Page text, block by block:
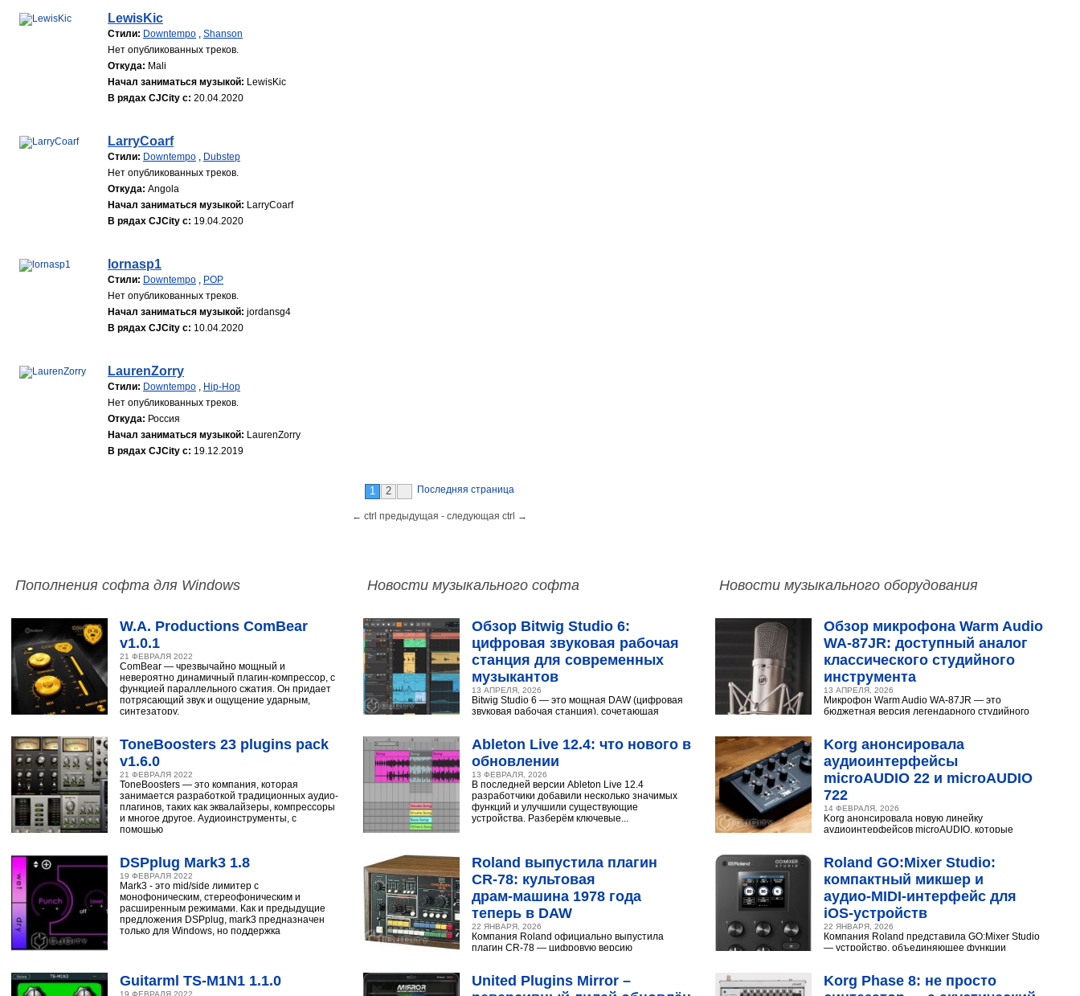
LewisKic
Стили: Downtempo , Shanson
Нет опубликованных треков.
Откуда: Mali
Начал заниматься музыкой: LewisKic
В рядах CJCity с: 20.04.2020
LarryCoarf
Стили: Downtempo , Dubstep
Нет опубликованных треков.
Откуда: Angola
Начал заниматься музыкой: LarryCoarf
В рядах CJCity с: 19.04.2020
lornasp1
Стили: Downtempo , POP
Нет опубликованных треков.
Начал заниматься музыкой: jordansg4
В рядах CJCity с: 10.04.2020
LaurenZorry
Стили: Downtempo , Hip-Hop
Нет опубликованных треков.
Откуда: Россия
Начал заниматься музыкой: LaurenZorry
В рядах CJCity с: 19.12.2019
1 2 Последняя страница
← ctrl предыдущая - следующая ctrl →
Пополнения софта для Windows
W.A. Productions ComBear
v1.0.1
21 ФЕВРАЛЯ 2022
ComBear — чрезвычайно мощный и
невероятно динамичный плагин-компрессор, с
функцией параллельного сжатия. Он придает
потрясающий звук и ощущение ударным,
синтезатору,
ToneBoosters 23 plugins pack
v1.6.0
21 ФЕВРАЛЯ 2022
ToneBoosters — это компания, которая
занимается разработкой традиционных аудио-
плагинов, таких как эквалайзеры, компрессоры
и многое другое. Аудиоинструменты, с
помощью
DSPplug Mark3 1.8
19 ФЕВРАЛЯ 2022
Mark3 - это mid/side лимитер с
монофоническим, стереофоническим и
расширенным режимами. Как и предыдущие
предложения DSPplug, mark3 предназначен
только для Windows, но поддержка
Guitarml TS-M1N1 1.1.0
19 ФЕВРАЛЯ 2022
Новости музыкального софта
Обзор Bitwig Studio 6:
цифровая звуковая рабочая
станция для современных
музыкантов
13 АПРЕЛЯ, 2026
Bitwig Studio 6 — это мощная DAW (цифровая
звуковая рабочая станция), сочетающая
Ableton Live 12.4: что нового в
обновлении
13 ФЕВРАЛЯ, 2026
В последней версии Ableton Live 12.4
разработчики добавили несколько значимых
функций и улучшили существующие
устройства. Разберём ключевые...
Roland выпустила плагин
CR‑78: культовая
драм‑машина 1978 года
теперь в DAW
22 ЯНВАРЯ, 2026
Компания Roland официально выпустила
плагин CR-78 — цифровую версию
United Plugins Mirror –
Новости музыкального оборудования
Обзор микрофона Warm Audio
WA‑87JR: доступный аналог
классического студийного
инструмента
13 АПРЕЛЯ, 2026
Микрофон Warm Audio WA‑87JR — это
бюджетная версия легендарного студийного
Korg анонсировала
аудиоинтерфейсы
microAUDIO 22 и microAUDIO
722
14 ФЕВРАЛЯ, 2026
Korg анонсировала новую линейку
аудиоинтерфейсов microAUDIO, которые
Roland GO:Mixer Studio:
компактный микшер и
аудио‑MIDI‑интерфейс для
iOS‑устройств
22 ЯНВАРЯ, 2026
Компания Roland представила GO:Mixer Studio
— устройство, объединяющее функции
Korg Phase 8: не просто